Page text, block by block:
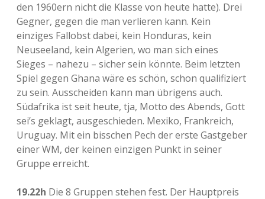
den 1960ern nicht die Klasse von heute hatte). Drei
Gegner, gegen die man verlieren kann. Kein
einziges Fallobst dabei, kein Honduras, kein
Neuseeland, kein Algerien, wo man sich eines
Sieges – nahezu – sicher sein könnte. Beim letzten
Spiel gegen Ghana wäre es schön, schon qualifiziert
zu sein. Ausscheiden kann man übrigens auch.
Südafrika ist seit heute, tja, Motto des Abends, Gott
sei’s geklagt, ausgeschieden. Mexiko, Frankreich,
Uruguay. Mit ein bisschen Pech der erste Gastgeber
einer WM, der keinen einzigen Punkt in seiner
Gruppe erreicht.
19.22h Die 8 Gruppen stehen fest. Der Hauptpreis